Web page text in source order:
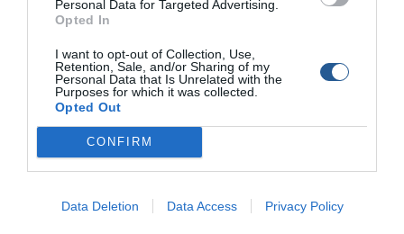
Personal Data for Targeted Advertising.
Opted In
I want to opt-out of Collection, Use,
Retention, Sale, and/or Sharing of my
Personal Data that Is Unrelated with the
Purposes for which it was collected.
Opted Out
CONFIRM
Data Deletion Data Access Privacy Policy
στην Κύθνο. Το υπερπολυτελές σκάφος «007» το οποίο έχει
συνδέσει το όνομά του με τον James Bond, προσάραξε το
βράδυ της Παρασκευής στην Κύθνο και […]